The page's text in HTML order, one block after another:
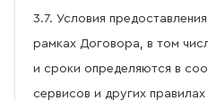
3.7. Условия
рамках Договора, в том
и сроки определяются в
сервисов и других правилах